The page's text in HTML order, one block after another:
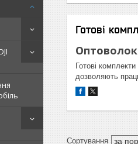
Готові
Готові
дозволяють